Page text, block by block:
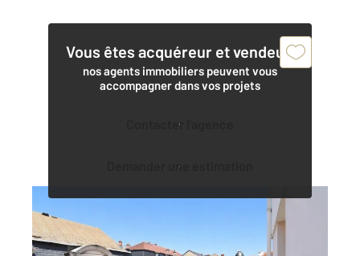
Vous êtes acquéreur et vendeur,
nos agents immobiliers peuvent vous
accompagner dans vos projets
Contacter l'agence
Demander une estimation
42 m2, 2 pièces
Ref : 1947